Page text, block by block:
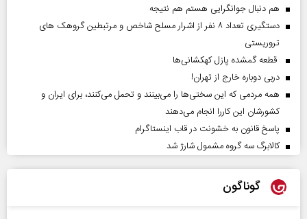
هم دنبال جوانگرایی هستم هم نتیجه
دستگیری تعداد ۸ نفر از اشرار مسلح شاخص و مرتبطین گروهک های
تروریستی
قطعه گمشده پازل کهکشانی‌ها
دربی دوباره خارج از تهران!
همه مردمی که این سختی‌ها را می‌بینند و تحمل می‌کنند، برای ایران و
کشورشان این کاررا انجام می‌دهند
پاسخ قانون به خشونت در قاب اینستاگرام
کالابرگ سه گروه مشمول شارژ شد
گوناگون